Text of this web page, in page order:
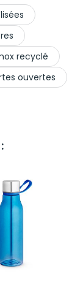
recyclé
ouvertes